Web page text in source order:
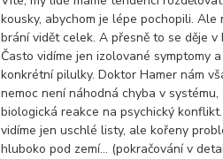
kousky, abychom je lépe pochopili. Ale
brání vidět celek. A přesně to se děje v
Často vidíme jen izolované symptomy
konkrétní pilulky. Doktor Hamer nám
nemoc není náhodná chyba v
biologická reakce na psychický
vidíme jen uschlé listy, ale kořeny
hluboko pod zemí... (pokračování v